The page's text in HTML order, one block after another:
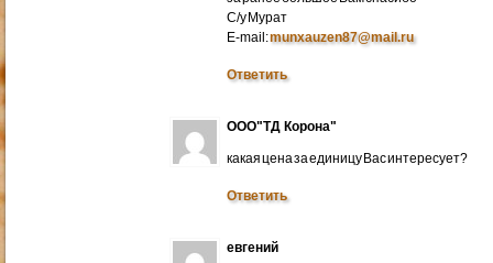
С/у Мурат
E-mail:munxauzen87@mail.ru
Ответить
ООО"ТД Корона"
какая цена за единицу Вас интересует?
Ответить
евгений